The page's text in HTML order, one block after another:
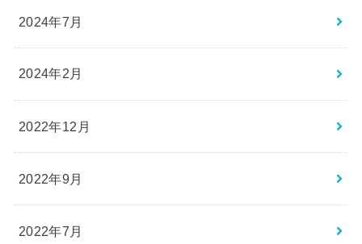
2024年7月
2024年2月
2022年12月
2022年9月
2022年7月